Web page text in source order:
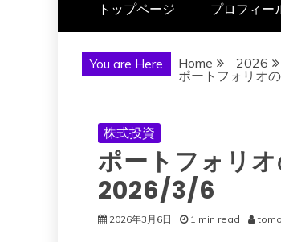
トップページ プロフィー
You are Here Home 2026
ポートフォリオ
株式投資
ポートフォリオ
2026/3/6
2026年3月6日 1 min read tomo